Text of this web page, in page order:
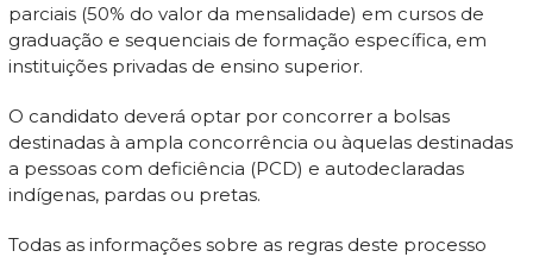
parciais (50% do valor da mensalidade) em cursos de
graduação e sequenciais de formação específica, em
instituições privadas de ensino superior.
O candidato deverá optar por concorrer a bolsas
destinadas à ampla concorrência ou àquelas destinadas
a pessoas com deficiência (PCD) e autodeclaradas
indígenas, pardas ou pretas.
Todas as informações sobre as regras deste processo